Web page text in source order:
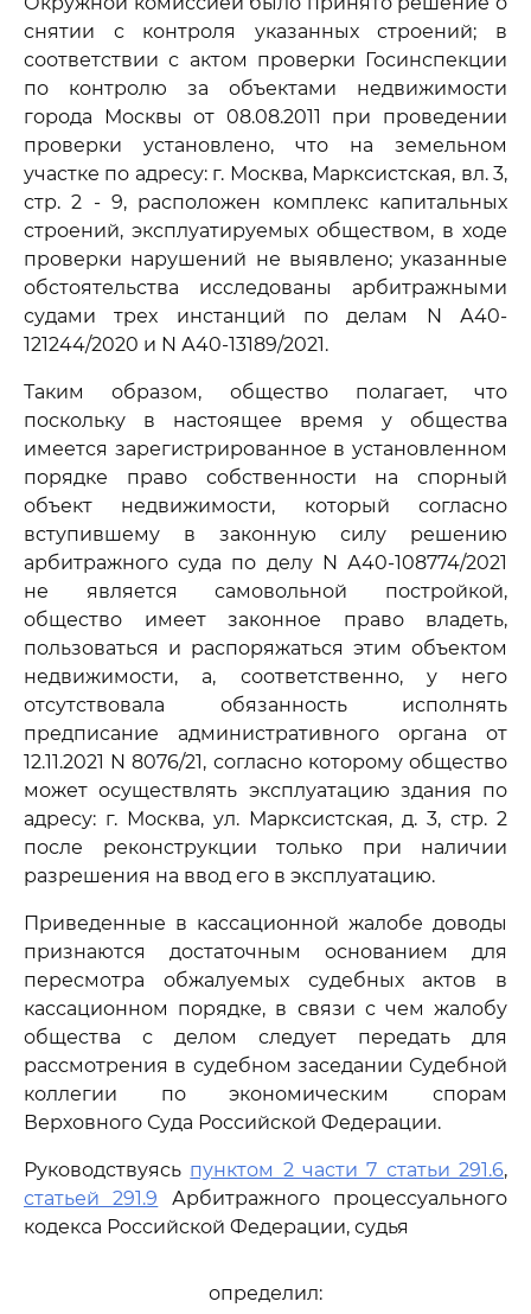
снятии с контроля указанных строений; в
соответствии с актом проверки Госинспекции
по контролю за объектами недвижимости
города Москвы от 08.08.2011 при проведении
проверки установлено, что на земельном
участке по адресу: г. Москва, Марксистская, вл. 3,
стр. 2 - 9, расположен комплекс капитальных
строений, эксплуатируемых обществом, в ходе
проверки нарушений не выявлено; указанные
обстоятельства исследованы арбитражными
судами трех инстанций по делам N А40-
121244/2020 и N А40-13189/2021.
Таким образом, общество полагает, что
поскольку в настоящее время у общества
имеется зарегистрированное в установленном
порядке право собственности на спорный
объект недвижимости, который согласно
вступившему в законную силу решению
арбитражного суда по делу N А40-108774/2021
не является самовольной постройкой,
общество имеет законное право владеть,
пользоваться и распоряжаться этим объектом
недвижимости, а, соответственно, у него
отсутствовала обязанность исполнять
предписание административного органа от
12.11.2021 N 8076/21, согласно которому общество
может осуществлять эксплуатацию здания по
адресу: г. Москва, ул. Марксистская, д. 3, стр. 2
после реконструкции только при наличии
разрешения на ввод его в эксплуатацию.
Приведенные в кассационной жалобе доводы
признаются достаточным основанием для
пересмотра обжалуемых судебных актов в
кассационном порядке, в связи с чем жалобу
общества с делом следует передать для
рассмотрения в судебном заседании Судебной
коллегии по экономическим спорам
Верховного Суда Российской Федерации.
Руководствуясь пунктом 2 части 7 статьи 291.6,
статьей 291.9 Арбитражного процессуального
кодекса Российской Федерации, судья
определил: